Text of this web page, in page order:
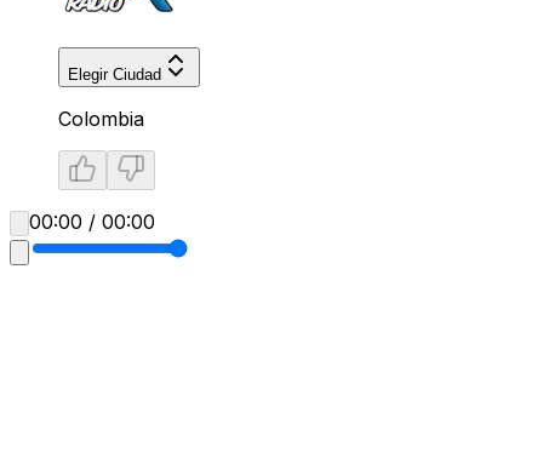
Elegir Ciudad
Colombia
00:00 / 00:00